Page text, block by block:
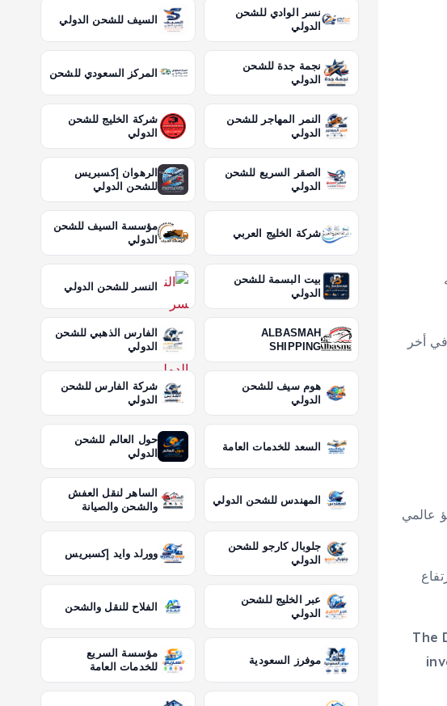
باتت قريبة، تراجعت أسعار النفط الخام الأمريكي بأكثر من 9% في أخر
عالمي
The
نسر الوادي للشحن
الدولي
السيف للشحن الدولي
نجمة جدة للشحن
الدولي
المركز السعودي للشحن
النمر المهاجر للشحن
الدولي
شركة الخليج للشحن
الدولي
الصقر السريع للشحن
الدولي
الرهوان إكسبريس
للشحن الدولي
شركة الخليج العربي
مؤسسة السيف للشحن
الدولي
بيت البسمة للشحن
الدولي
النسر للشحن الدولي
ALBASMAH
SHIPPING
الفارس الذهبي للشحن
الدولي
هوم سيف للشحن
الدولي
شركة الفارس للشحن
الدولي
السعد للخدمات العامة
حول العالم للشحن
الدولي
المهندس للشحن الدولي
الساهر لنقل العفش
والشحن والصيانة
جلوبال كارجو للشحن
الدولي
وورلد وايد إكسبريس
عبر الخليج للشحن
الدولي
الفلاح للنقل والشحن
موفرز السعودية
مؤسسة السريع
للخدمات العامة